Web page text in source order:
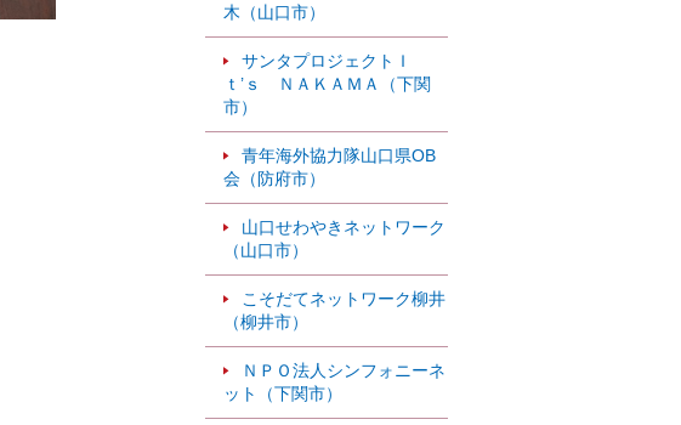
木（山口市）
サンタプロジェクトＩ
ｔ’ｓ ＮＡＫＡＭＡ（下関
市）
青年海外協力隊山口県OB
会（防府市）
山口せわやきネットワーク
（山口市）
こそだてネットワーク柳井
（柳井市）
ＮＰＯ法人シンフォニーネ
ット（下関市）